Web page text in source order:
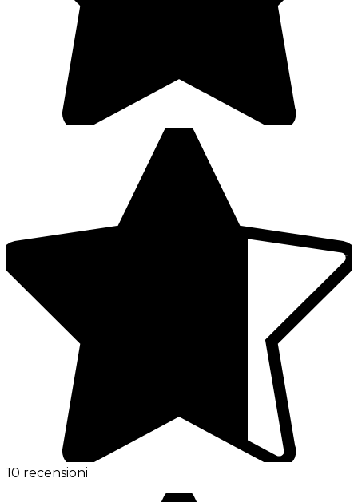
10 recensioni